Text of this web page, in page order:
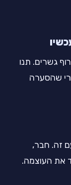
גשרים. תנו
שהסערה
זה. חבר,
את העוצמה.